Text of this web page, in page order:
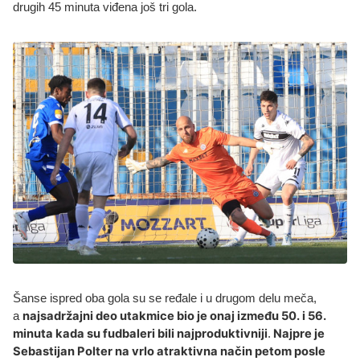
drugih 45 minuta viđena još tri gola.
Šanse ispred oba gola su se ređale i u drugom delu meča,
a najsadržajni deo utakmice bio je onaj između 50. i 56.
minuta kada su fudbaleri bili najproduktivniji. Najpre je
Sebastijan Polter na vrlo atraktivna način petom posle